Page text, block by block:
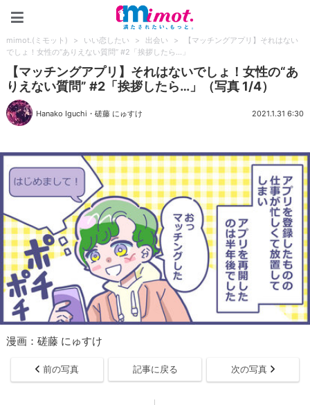
mimot.(ミモット) > いい恋したい > 出会い >
【マッチングアプリ】それはない
でしょ！女性の“ありえない質問” #2「挨拶したら…」
【マッチングアプリ】それはないでしょ！女性の“あ
りえない質問” #2「挨拶したら…」（写真 1/4）
Hanako Iguchi ・磋藤 にゅすけ 2021.1.31 6:30
漫画：磋藤 にゅすけ
前の写真 記事に戻る 次の写真